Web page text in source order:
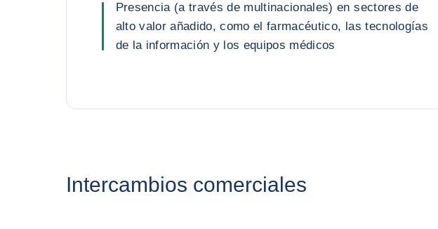
Presencia (a través de multinacionales) en sectores de
alto valor añadido, como el farmacéutico, las tecnologías
de la información y los equipos médicos
Intercambios comerciales